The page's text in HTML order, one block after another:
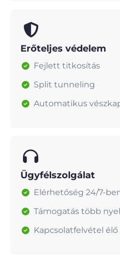
Erőteljes védelem
Fejlett titkosítás
Split tunneling
Automatikus
Ügyfélszolgálat
Elérhetőség 24/7-
Támogatás több
Kapcsolatfelvétel